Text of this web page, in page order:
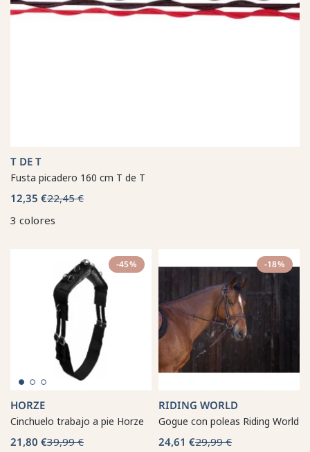
T DE T
Fusta picadero 160 cm T de T
12,35 €22,45 €
3 colores
-45%
HORZE
Cinchuelo trabajo a pie Horze
21,80 €39,99 €
-18%
RIDING WORLD
Gogue con poleas Riding World
24,61 €29,99 €